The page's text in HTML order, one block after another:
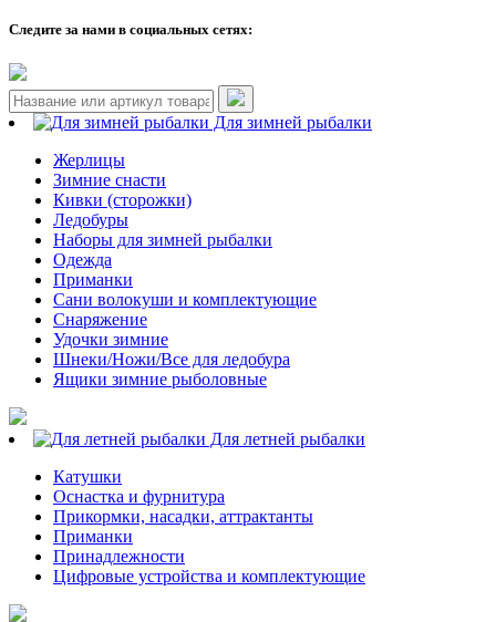
Следите за нами в социальных сетях:
Для зимней рыбалки
Жерлицы
Зимние снасти
Кивки (сторожки)
Ледобуры
Наборы для зимней рыбалки
Одежда
Приманки
Сани волокуши и комплектующие
Снаряжение
Удочки зимние
Шнеки/Ножи/Все для ледобура
Ящики зимние рыболовные
Для летней рыбалки
Катушки
Оснастка и фурнитура
Прикормки, насадки, аттрактанты
Приманки
Принадлежности
Цифровые устройства и комплектующие